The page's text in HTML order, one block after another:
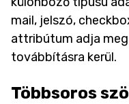
mail, jelszó,
attribútum adja
továbbításra kerül.
Többsoros